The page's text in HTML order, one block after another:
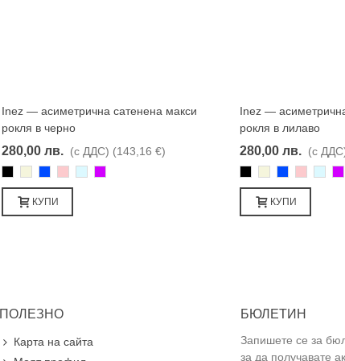
Харесвам
Inez — асиметрична сатенена макси
рокля в черно
280,00 лв. (с ДДС) (143,16 €)
КУПИ
Inez —
рокля в лилаво
280,00 лв. (с
КУПИ
ПОЛЕЗНО
Карта на сайта
БЮЛЕТИН
Запишете се за
за да получавате